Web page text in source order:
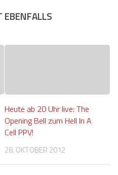
EBENFALLS
Heute ab 20 Uhr live: The
Opening Bell zum Hell In A
Cell PPV!
28. OKTOBER 2012